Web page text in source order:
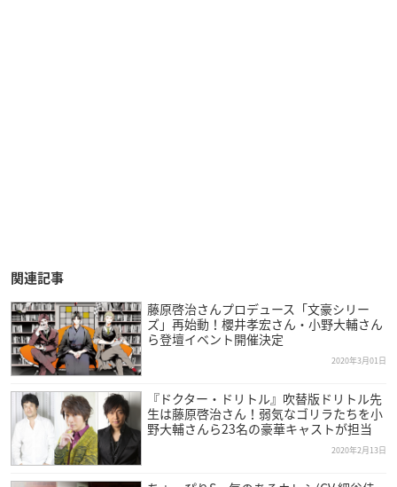
関連記事
藤原啓治さんプロデュース「文豪シリー
ズ」再始動！櫻井孝宏さん・小野大輔さん
ら登壇イベント開催決定
2020年3月01日
『ドクター・ドリトル』吹替版ドリトル先
生は藤原啓治さん！弱気なゴリラたちを小
野大輔さんら23名の豪華キャストが担当
2020年2月13日